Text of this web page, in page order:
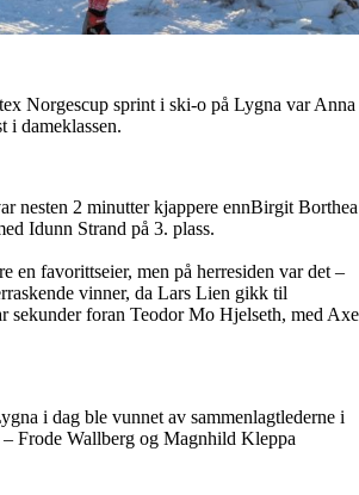
Norgescup sprint i ski-o på Lygna var Anna
i dameklassen.
nesten 2 minutter kjappere ennBirgit Borthea
Idunn Strand på 3. plass.
en favorittseier, men på herresiden var det –
vinner, da Lars Lien gikk til
sekunder foran Teodor Mo Hjelseth, med
i dag ble vunnet av sammenlagtlederne i
Frode Wallberg og Magnhild Kleppa